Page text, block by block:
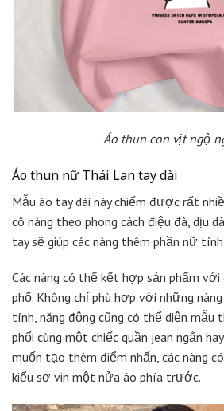
Áo thun con vịt ngộ
Áo thun nữ Thái Lan tay dài
Mẫu áo tay dài này chiếm được rất
cô nàng theo phong cách điệu đà, dịu
tay sẽ giúp các nàng thêm phần nữ
Các nàng có thể kết hợp sản phẩm với
phố. Không chỉ phù hợp với những
tính, năng động cũng có thể diện mẫu
phối cùng một chiếc quần jean ngắn
muốn tạo thêm điểm nhấn, các nàng
kiểu sơ vin một nửa áo phía trước.